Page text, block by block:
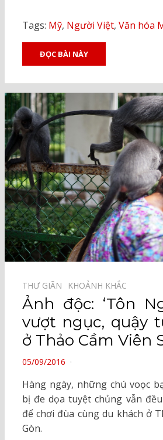
Tags: Mỹ, Người Việt, Văn hóa
ĐỌC BÀI NÀY
THƯ GIÃN⠀ KHOẢNH KHẮC⠀
Ảnh độc: ‘Tôn
vượt ngục, quậy
ở Thảo Cầm Viên
POSTED
05/09/2016
Hàng ngày, những chú voọc
bị đe dọa tuyệt chủng vẫn
để chơi đùa cùng du khách ở
Gòn.